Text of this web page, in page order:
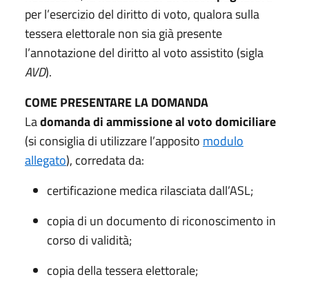
per l’esercizio del diritto di voto, qualora sulla
tessera elettorale non sia già presente
l’annotazione del diritto al voto assistito (sigla
AVD).
COME PRESENTARELA DOMANDA
Ladomanda di ammissione al voto domiciliare
(si consiglia di utilizzare l’apposito modulo
allegato), corredata da:
certificazione medica rilasciata dall’ASL;
copia di un documento di riconoscimento in
corso di validità;
copia della tessera elettorale;